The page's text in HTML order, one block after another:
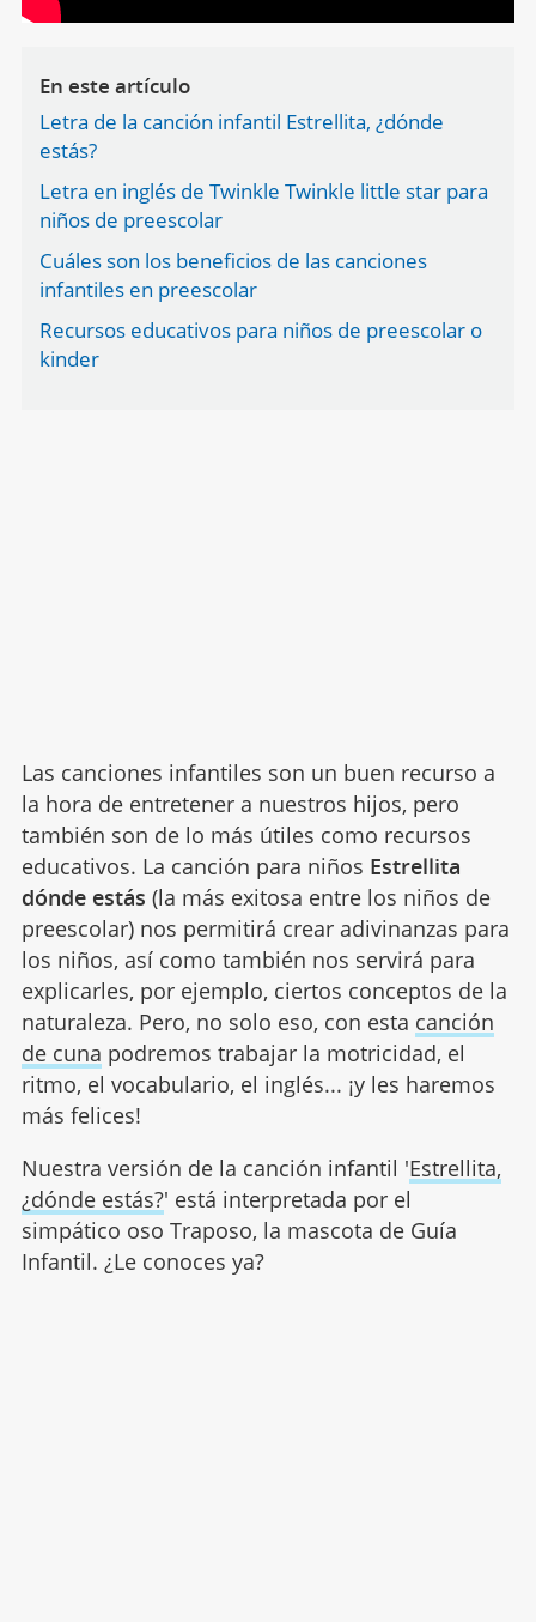
En este artículo
Letra de la canción infantil Estrellita, ¿dónde
estás?
Letra en inglés de Twinkle Twinkle little star para
niños de preescolar
Cuáles son los beneficios de las canciones
infantiles en preescolar
Recursos educativos para niños de preescolar o
kinder
Las canciones infantiles son un buen recurso a
la hora de entretener a nuestros hijos, pero
también son de lo más útiles como recursos
educativos. La canción para niños Estrellita
dónde estás (la más exitosa entre los niños de
preescolar) nos permitirá crear adivinanzas para
los niños, así como también nos servirá para
explicarles, por ejemplo, ciertos conceptos de la
naturaleza. Pero, no solo eso, con esta canción
de cuna podremos trabajar la motricidad, el
ritmo, el vocabulario, el inglés... ¡y les haremos
más felices!
Nuestra versión de la canción infantil 'Estrellita,
¿dónde estás?' está interpretada por el
simpático oso Traposo, la mascota de Guía
Infantil. ¿Le conoces ya?